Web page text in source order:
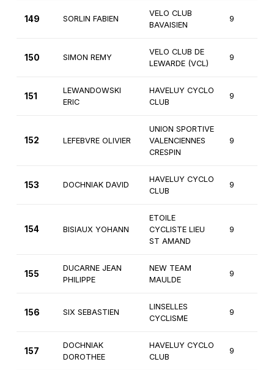
149 SORLIN FABIEN
VELO CLUB
BAVAISIEN
9
150 SIMON REMY
VELO CLUB DE
LEWARDE (VCL)
9
151
LEWANDOWSKI
ERIC
HAVELUY CYCLO
CLUB
9
152 LEFEBVRE OLIVIER
UNION SPORTIVE
VALENCIENNES
CRESPIN
9
153 DOCHNIAK DAVID
HAVELUY CYCLO
CLUB
9
154 BISIAUX YOHANN
ETOILE
CYCLISTE LIEU
ST AMAND
9
155
DUCARNE JEAN
PHILIPPE
NEW TEAM
MAULDE
9
156 SIX SEBASTIEN
LINSELLES
CYCLISME
9
157
DOCHNIAK
DOROTHEE
HAVELUY CYCLO
CLUB
9